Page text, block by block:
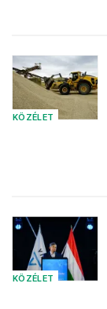
KÖZÉLET
KÖZÉLET